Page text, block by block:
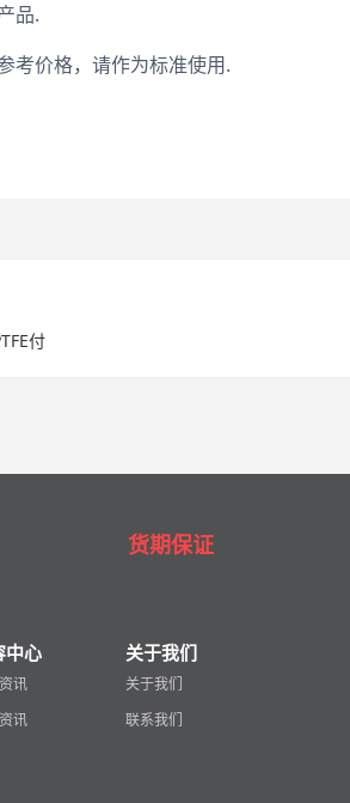
品.
考价格，请作为标准使用.
付
货期保证
中心
讯
讯
关于我们
关于我们
联系我们